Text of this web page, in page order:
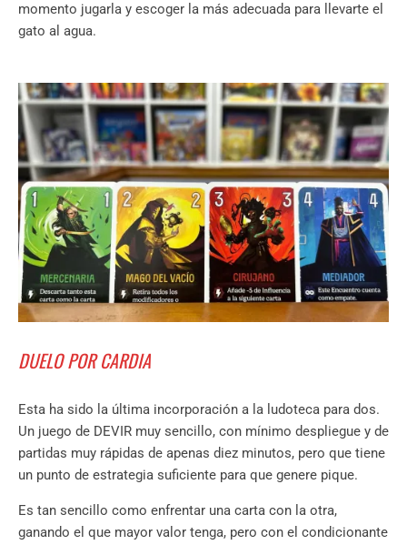
momento jugarla y escoger la más adecuada para llevarte el
gato al agua.
DUELO POR CARDIA
Esta ha sido la última incorporación a la ludoteca para dos.
Un juego de DEVIR muy sencillo, con mínimo despliegue y de
partidas muy rápidas de apenas diez minutos, pero que tiene
un punto de estrategia suficiente para que genere pique.
Es tan sencillo como enfrentar una carta con la otra,
ganando el que mayor valor tenga, pero con el condicionante